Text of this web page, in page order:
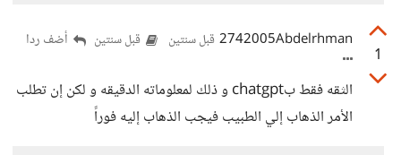
1
2742005Abdelrhman قبل سنتين قبل سنتين أضف ردا
الثقه فقط بchatgpt و ذلك لمعلوماته الدقيقه و لكن إن تطلب
الأمر الذهاب إلي الطبيب فيجب الذهاب إليه فوراً